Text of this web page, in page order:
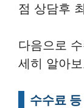
점 상담후
다음으로
세히 알아
수수료